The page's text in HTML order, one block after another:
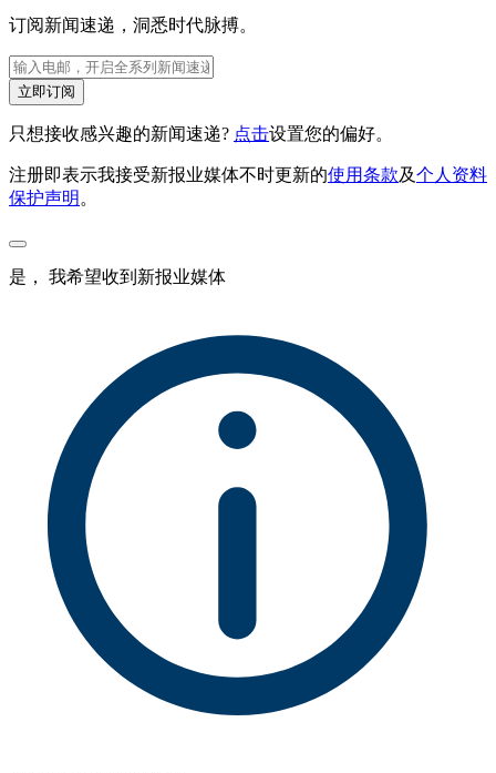
订阅新闻速递，洞悉时代脉搏。
立即订阅
只想接收感兴趣的新闻速递? 点击设置您的偏好。
注册即表示我接受新报业媒体不时更新的使用条款及个人资料
保护声明 。
是， 我希望收到新报业媒体